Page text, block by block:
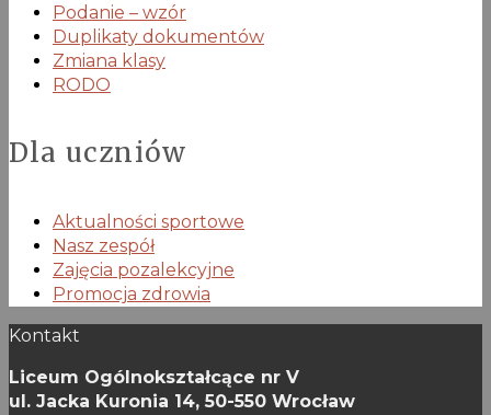
Podanie – wzór
Duplikaty dokumentów
Zmiana klasy
RODO
Dla uczniów
Aktualności sportowe
Nasz zespół
Zajęcia pozalekcyjne
Promocja zdrowia
Kontakt
Liceum Ogólnokształcące nr V
ul. Jacka Kuronia 14, 50-550 Wrocław